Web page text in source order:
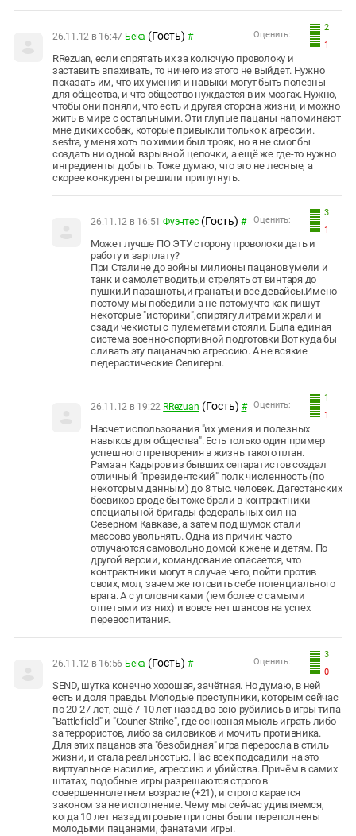
2
1
Оценить:
26.11.12 в 16:47 Бека (Гость) #
RRezuan, если спрятать их за колючую проволоку и
заставить впахивать, то ничего из этого не выйдет. Нужно
показать им, что их умения и навыки могут быть полезны
для общества, и что общество нуждается в их мозгах. Нужно,
чтобы они поняли, что есть и другая сторона жизни, и можно
жить в мире с остальными. Эти глупые пацаны напоминают
мне диких собак, которые привыкли только к агрессии.
sestra, у меня хоть по химии был трояк, но я не смог бы
создать ни одной взрывной цепочки, а ещё же где-то нужно
ингредиенты добыть. Тоже думаю, что это не лесные, а
скорее конкуренты решили припугнуть.
3
1
Оценить:
26.11.12 в 16:51 Фуэнтес (Гость) #
Может лучше ПО ЭТУ сторону проволоки дать и
работу и зарплату?
При Сталине до войны милионы пацанов умели и
танк и самолет водить,и стрелять от винтаря до
пушки.И парашюты,и гранаты,и все девайсы.Имено
поэтому мы победили а не потому,что как пишут
некоторые "историки",спиртягу литрами жрали и
сзади чекисты с пулеметами стояли. Была единая
система военно-спортивной подготовки.Вот куда бы
сливать эту пацаначью агрессию. А не всякие
педерастические Селигеры.
1
1
Оценить:
26.11.12 в 19:22 RRezuan (Гость) #
Насчет использования "их умения и полезных
навыков для общества". Есть только один пример
успешного претворения в жизнь такого план.
Рамзан Кадыров из бывших сепаратистов создал
отличный "президентский" полк численность (по
некоторым данным) до 8 тыс. человек. Дагестанских
боевиков вроде бы тоже брали в контрактники
специальной бригады федеральных сил на
Северном Кавказе, а затем под шумок стали
массово увольнять. Одна из причин: часто
отлучаются самовольно домой к жене и детям. По
другой версии, командование опасается, что
контрактники могут в случае чего, пойти против
своих, мол, зачем же готовить себе потенциального
врага. А с уголовниками (тем более с самыми
отпетыми из них) и вовсе нет шансов на успех
перевоспитания.
3
0
Оценить:
26.11.12 в 16:56 Бека (Гость) #
SEND, шутка конечно хорошая, зачётная. Но думаю, в ней
есть и доля правды. Молодые преступники, которым сейчас
по 20-27 лет, ещё 7-10 лет назад во всю рубились в игры типа
"Battlefield" и "Couner-Strike", где основная мысль играть либо
за террористов, либо за силовиков и мочить противника.
Для этих пацанов эта "безобидная" игра переросла в стиль
жизни, и стала реальностью. Нас всех подсадили на это
виртуальное насилие, агрессию и убийства. Причём в самих
штатах, подобные игры разрешаются строго в
совершеннолетнем возрасте (+21), и строго карается
законом за не исполнение. Чему мы сейчас удивляемся,
когда 10 лет назад игровые притоны были переполнены
молодыми пацанами, фанатами игры.